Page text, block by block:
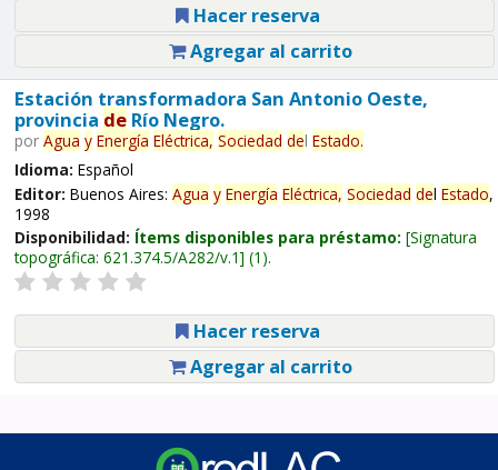
Hacer reserva
Agregar al carrito
Estación transformadora San Antonio Oeste,
provincia deRío Negro.
por Agua y Energía Eléctrica, Sociedad del Estado.
Idioma: Español
Editor: Buenos Aires: Agua y Energía Eléctrica, Sociedad del Estado,
1998
Disponibilidad: Ítems disponibles para préstamo: Signatura
topográfica: 621.374.5/A282/v.1 (1).
Hacer reserva
Agregar al carrito